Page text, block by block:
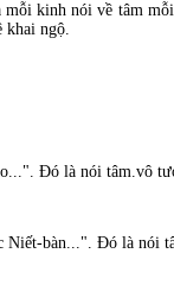
mỗi kinh nói về tâm
khai ngộ.
Ðó là nói tâm.vô
Niết-bàn...". Ðó là nói